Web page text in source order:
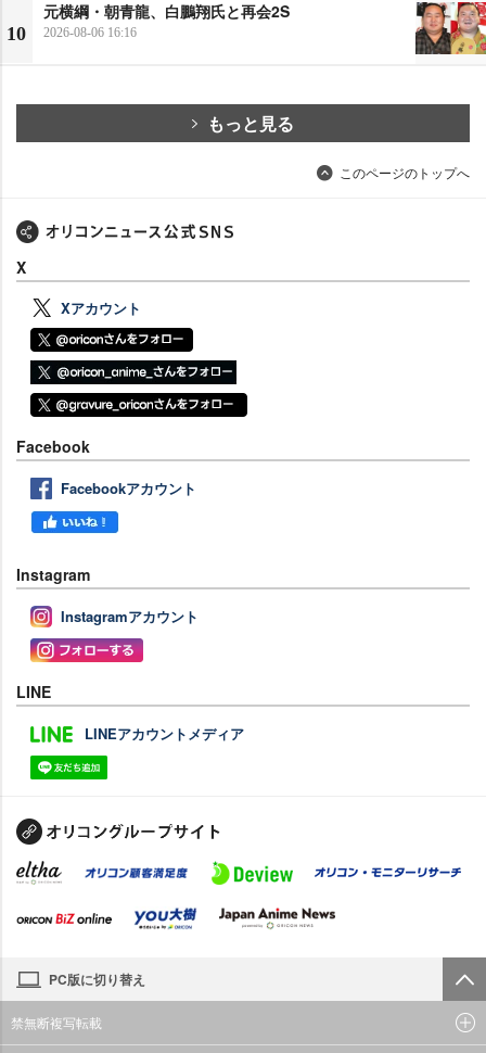
10
元横綱・朝青龍、白鵬翔氏と再会2S
2026-08-06 16:16
もっと見る
このページのトップへ
X
Xアカウント
Facebook
Facebookアカウント
Instagram
Instagramアカウント
LINE
LINEアカウントメディア
PC版に切り替え
禁無断複写転載